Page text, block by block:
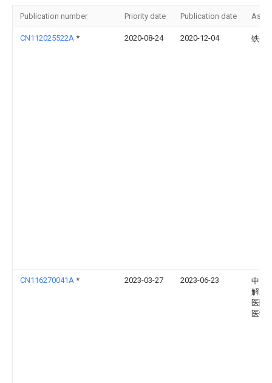
Publication number Priority date Publication date
CN112025522A * 2020-08-24 2020-12-04 铁美
CN116270041A * 2023-03-27 2023-06-23
中国
解放
医院
医学